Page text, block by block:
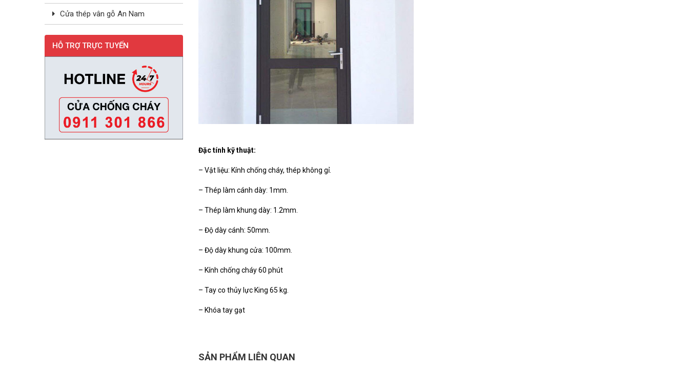
Cửa thép vân gỗ An Nam
HỖ TRỢ TRỰC TUYẾN
Đặc tính kỹ thuật:
– Vật liệu: Kính chống cháy, thép không gỉ.
– Thép làm cánh dày: 1mm.
– Thép làm khung dày: 1.2mm.
– Độ dày cánh: 50mm.
– Độ dày khung cửa: 100mm.
– Kính chống cháy 60 phút
– Tay co thủy lực King 65 kg.
– Khóa tay gạt
SẢN PHẨM LIÊN QUAN